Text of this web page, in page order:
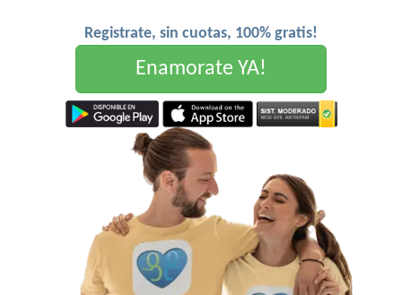
Registrate, sin cuotas, 100% gratis!
Enamorate YA!